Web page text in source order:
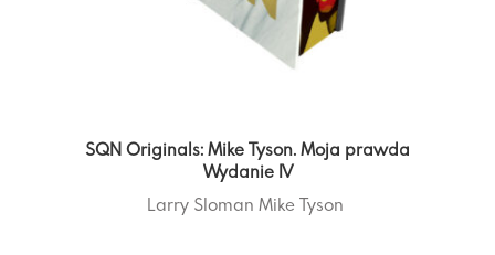
SQN Originals: Mike Tyson. Moja prawda
Wydanie IV
Larry Sloman Mike Tyson